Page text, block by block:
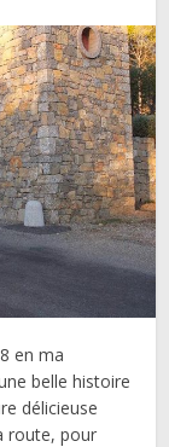
en ma
belle histoire
délicieuse
route, pour